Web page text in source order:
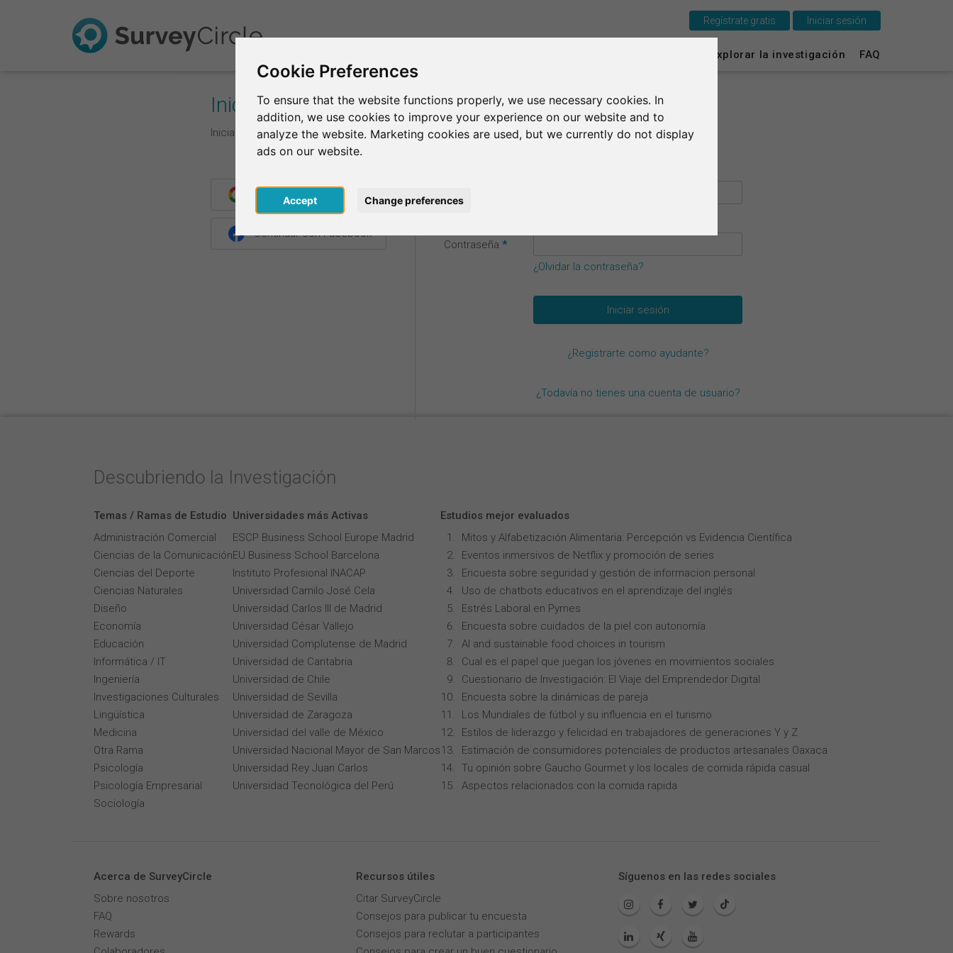
Cookie Preferences
To ensure that the website functions properly, we use necessary cookies. In
addition, we use cookies to improve your experience on our website and to
analyze the website. Marketing cookies are used, but we currently do not display
ads on our website.
Accept Change preferences
Explorar la investigación FAQ
Regístrate gratis Iniciar sesión
Iniciar de sesión
Inicia la sesión con tus datos de acceso.
Continuar con Google
Continuar con Facebook
electrónico
Contraseña *
¿Olvidar la contraseña?
¿Registrarte como ayudante?
¿Todavía no tienes una cuenta de usuario?
Descubriendo la Investigación
Temas / Ramas de Estudio
Administración Comercial
Ciencias de la Comunicación
Ciencias del Deporte
Ciencias Naturales
Diseño
Economía
Educación
Informática / IT
Ingeniería
Investigaciones Culturales
Lingüística
Medicina
Otra Rama
Psicología
Psicología Empresarial
Sociología
Universidades más Activas
ESCP Business School Europe Madrid
EU Business School Barcelona
Instituto Profesional INACAP
Universidad Camilo José Cela
Universidad Carlos III de Madrid
Universidad César Vallejo
Universidad Complutense de Madrid
Universidad de Cantabria
Universidad de Chile
Universidad de Sevilla
Universidad de Zaragoza
Universidad del valle de México
Universidad Nacional Mayor de San Marcos
Universidad Rey Juan Carlos
Universidad Tecnológica del Perú
Estudios mejor evaluados
Mitos y Alfabetización Alimentaria: Percepción vs Evidencia Científica
Eventos inmersivos de Netflix y promoción de series
Encuesta sobre seguridad y gestión de informacion personal
Uso de chatbots educativos en el aprendizaje del inglés
Estrés Laboral en Pymes
Encuesta sobre cuidados de la piel con autonomía
AI and sustainable food choices in tourism
Cual es el papel que juegan los jóvenes en movimientos sociales
Cuestionario de Investigación: El Viaje del Emprendedor Digital
Encuesta sobre la dinámicas de pareja
Los Mundiales de fútbol y su influencia en el turismo
Estilos de liderazgo y felicidad en trabajadores de generaciones Y y Z
Estimación de consumidores potenciales de productos artesanales Oaxaca
Tu opinión sobre Gaucho Gourmet y los locales de comida rápida casual
Aspectos relacionados con la comida rapida
Acerca de SurveyCircle
Sobre nosotros
FAQ
Rewards
Recursos útiles
Citar SurveyCircle
Consejos para publicar tu encuesta
Consejos para reclutar a participantes
Síguenos en las redes sociales